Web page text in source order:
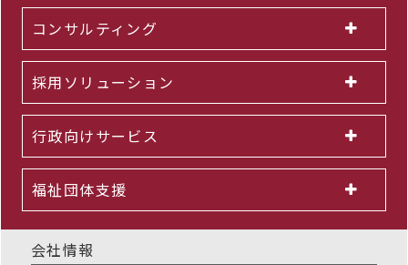
コンサルティング
採用ソリューション
行政向けサービス
福祉団体支援
会社情報